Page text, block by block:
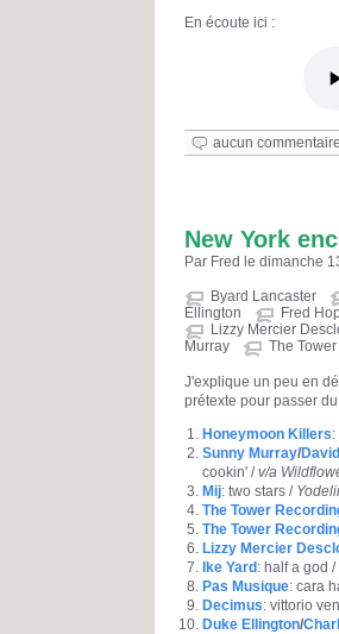
En écoute ici :
aucun commentaire
New York
Par Fred le dimanche
Byard Lancaster
Ellington
Fred
Lizzy Mercier
Murray
The
J'explique un peu en
prétexte pour passer
Honeymoon Killers
Sunny Murray/
cookin' /v/a
Mij: two stars /
The Tower
The Tower
Lizzy Mercier
Ike Yard: half a god /
Pas Musique: cara
Decimus: vittorio
Duke Ellington/